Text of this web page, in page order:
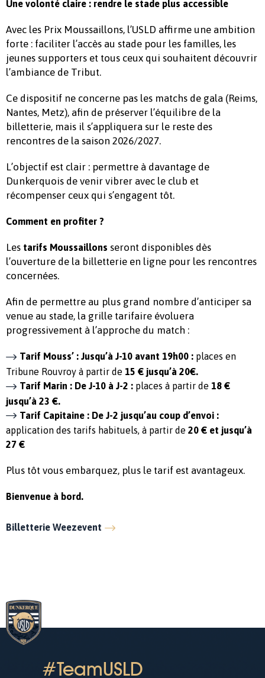
Une volonté claire : rendre le stade plus accessible
Avec les Prix Moussaillons, l’USLD affirme une ambition
forte : faciliter l’accès au stade pour les familles, les
jeunes supporters et tous ceux qui souhaitent découvrir
l’ambiance de Tribut.
Ce dispositif ne concerne pas les matchs de gala (Reims,
Nantes, Metz), afin de préserver l’équilibre de la
billetterie, mais il s’appliquera sur le reste des
rencontres de la saison 2026/2027.
L’objectif est clair : permettre à davantage de
Dunkerquois de venir vibrer avec le club et
récompenser ceux qui s’engagent tôt.
Comment en profiter ?
Les tarifs Moussaillons seront disponibles dès
l’ouverture de la billetterie en ligne pour les rencontres
concernées.
Afin de permettre au plus grand nombre d’anticiper sa
venue au stade, la grille tarifaire évoluera
progressivement à l’approche du match :
Tarif Mouss’ : Jusqu’à J-10 avant 19h00 : places en
Tribune Rouvroy à partir de 15 € jusqu’à 20€.
Tarif Marin : De J-10 à J-2 : places à partir de 18 €
jusqu’à 23 €.
Tarif Capitaine : De J-2 jusqu’au coup d’envoi :
application des tarifs habituels, à partir de 20 € et jusqu’à
27 €
Plus tôt vous embarquez, plus le tarif est avantageux.
Bienvenue à bord.
Billetterie Weezevent
#TeamUSLD